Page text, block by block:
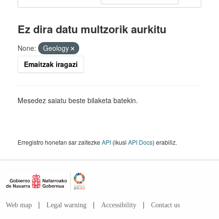
Ez dira datu multzorik aurkitu
None:
Geology
Emaitzak iragazi
Mesedez saiatu beste bilaketa batekin.
Erregistro honetan sar zaitezkeAPI (ikusi API Docs) erabiliz.
Web map | Legal warning | Accessibility | Contact us